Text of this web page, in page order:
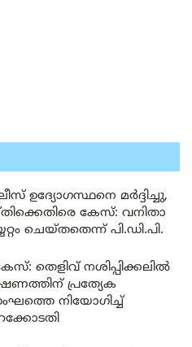
ഉദ്യോഗസ്ഥനെ മർദ്ദിച്ചു,
കേസ്: വനിതാ
ചെയ്തതെന്ന് പി.ഡി.പി.
തെളിവ് നശിപ്പിക്കലിൽ
പ്രത്യേക
നിയോഗിച്ച്